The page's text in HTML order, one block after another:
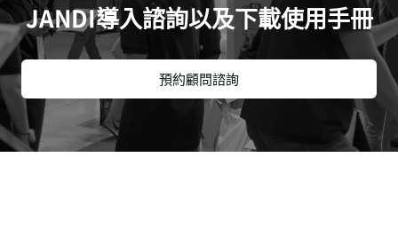
JANDI導入諮詢以及下載使用手冊
預約顧問諮詢